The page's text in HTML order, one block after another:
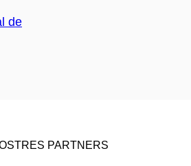
PARTNERS